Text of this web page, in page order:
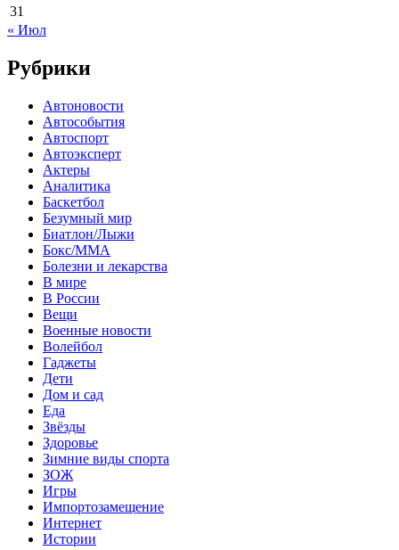
31
« Июл
Рубрики
Автоновости
Автособытия
Автоспорт
Автоэксперт
Актеры
Аналитика
Баскетбол
Безумный мир
Биатлон/Лыжи
Бокс/MMA
Болезни и лекарства
В мире
В России
Вещи
Военные новости
Волейбол
Гаджеты
Дети
Дом и сад
Еда
Звёзды
Здоровье
Зимние виды спорта
ЗОЖ
Игры
Импортозамещение
Интернет
Истории